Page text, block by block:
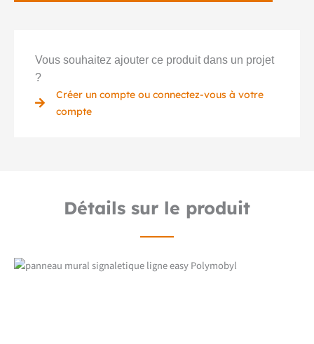
Vous souhaitez ajouter ce produit dans un projet
?
Créer un compte ou connectez-vous à votre
compte
Détails sur le produit